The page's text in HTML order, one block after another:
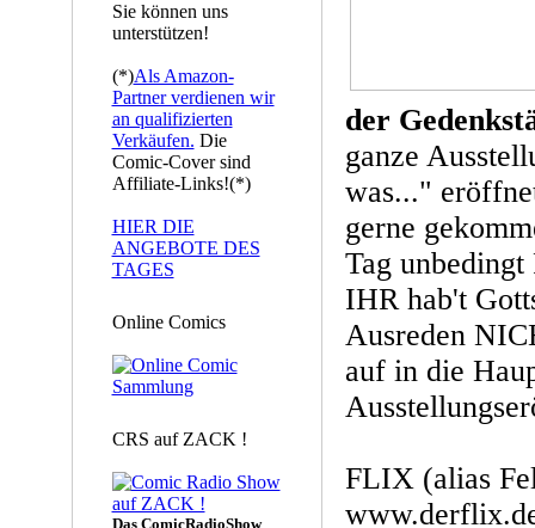
Sie können uns
unterstützen!
(*)Als Amazon-
Partner verdienen wir
an qualifizierten
Verkäufen. Die
Comic-Cover sind
Affiliate-Links!(*)
HIER DIE
ANGEBOTE DES
TAGES
Online Comics
CRS auf ZACK !
Das ComicRadioShow
der
ganze
was..."
gerne
Tag
IHR hab't
Ausreden
auf in die
FLIX (alias